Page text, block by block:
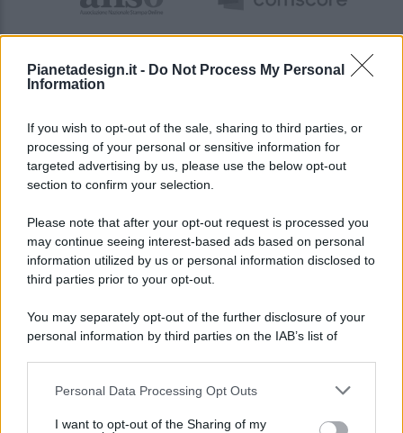
Pianetadesign.it - Do Not Process My Personal
Information
If you wish to opt-out of the sale, sharing to third parties, or
processing of your personal or sensitive information for
targeted advertising by us, please use the below opt-out
section to confirm your selection.
Please note that after your opt-out request is processed you
may continue seeing interest-based ads based on personal
information utilized by us or personal information disclosed to
third parties prior to your opt-out.
You may separately opt-out of the further disclosure of your
personal information by third parties on the IAB’s list of
This information may also be disclosed by us to third parties
Personal Data Processing Opt Outs
I want to opt-out of the Sharing of my
© 2026 - Pianeta Design - P.IVA 04827280654 - Testata
Registrata Al Tribunale Di Nocera Inferiore N. 8/2020 - RG N.
ISCRIZIONE AL ROC N. 35792 – ISCRITTA ALL’ANSO
(ASSOCIAZIONE NAZIONALE STAMPA ONLINE)
PREFERENZE PRIVACY